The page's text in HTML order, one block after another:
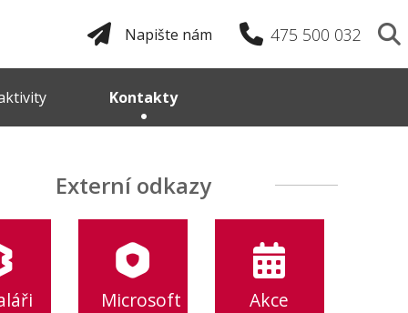
475 500 032
Napište nám
Kontakty
Externí odkazy
Microsoft Akce